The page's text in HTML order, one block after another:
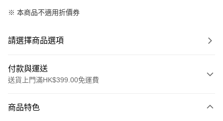
※ 本商品不適用折價券
請選擇商品選項
付款與運送
送貨上門滿HK$399.00免運費
信用卡
商品特色